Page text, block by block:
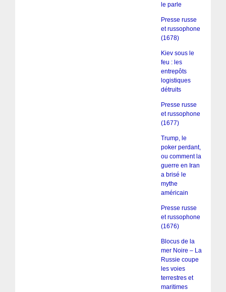
le parle
Presse russe
et russophone
(1678)
Kiev sous le
feu : les
entrepôts
logistiques
détruits
Presse russe
et russophone
(1677)
Trump, le
poker perdant,
ou comment la
guerre en Iran
a brisé le
mythe
américain
Presse russe
et russophone
(1676)
Blocus de la
mer Noire – La
Russie coupe
les voies
terrestres et
maritimes